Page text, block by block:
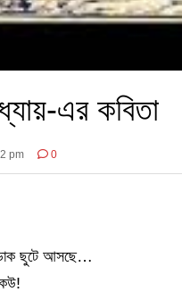
এর কবিতা
pm 0
ডাক ছুটে আসছে…